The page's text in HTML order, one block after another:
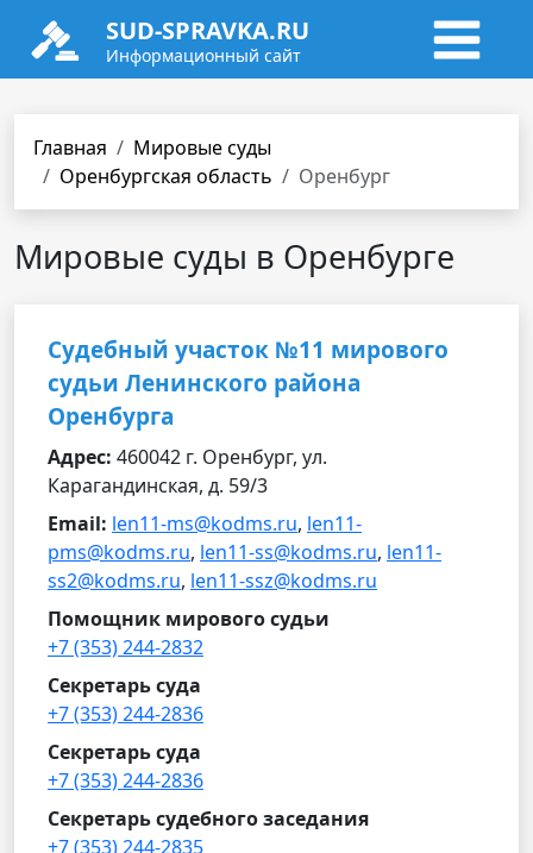
SUD-SPRAVKA.RU
Информационный сайт
Главная
Мировые суды
Оренбургская область
Оренбург
Мировые суды в Оренбурге
Судебный участок №11 мирового
судьи Ленинского района
Оренбурга
Адрес: 460042 г. Оренбург, ул.
Карагандинская, д. 59/3
Email: len11-ms@kodms.ru, len11-
pms@kodms.ru, len11-ss@kodms.ru, len11-
ss2@kodms.ru, len11-ssz@kodms.ru
Помощник мирового судьи
+7 (353) 244-2832
Секретарь суда
+7 (353) 244-2836
Секретарь суда
+7 (353) 244-2836
Секретарь судебного заседания
+7 (353) 244-2835